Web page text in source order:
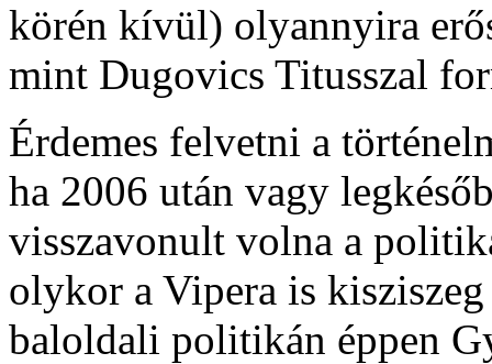
körén kívül) olyannyira
mint Dugovics Titusszal
Érdemes felvetni a
ha 2006 után vagy
visszavonult volna a
olykor a Vipera is
baloldali politikán éppen